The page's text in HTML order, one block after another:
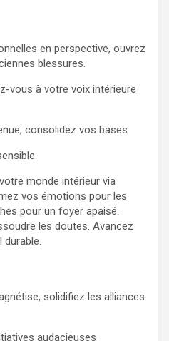
en perspective, ouvrez
blessures.
vous à votre voix intérieure
consolidez vos bases.
monde intérieur via
vos émotions pour les
pour un foyer apaisé.
les doutes. Avancez
durable.
solidifiez les alliances
audacieuses